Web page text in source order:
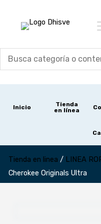
contenido
Inicio
Tienda
en línea
Tienda en linea / LINEA
Cherokee Originals Ultra